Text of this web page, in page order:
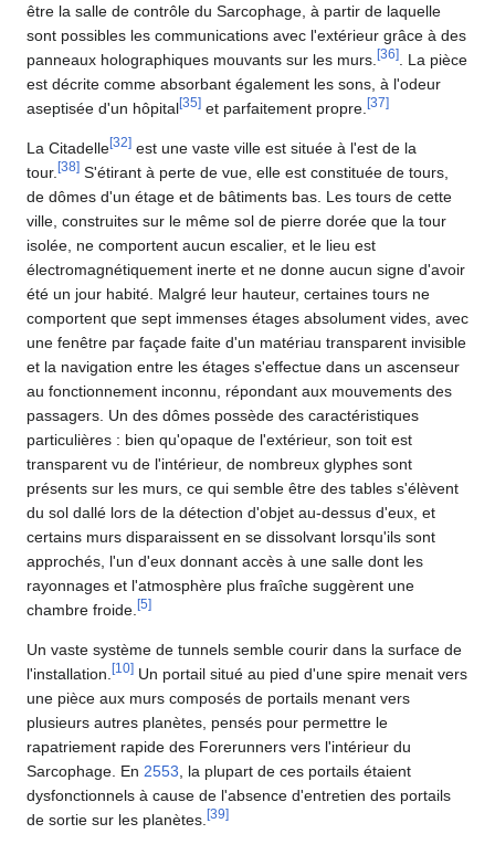
être la salle de contrôle du Sarcophage, à partir de laquelle
sont possibles les communications avec l'extérieur grâce à des
panneaux holographiques mouvants sur les murs. [36]
. La pièce
est décrite comme absorbant également les sons, à l'odeur
aseptisée d'un hôpital[35] et parfaitement propre. [37]
La Citadelle[32] est une vaste ville est située à l'est de la
tour. [38] S'étirant à perte de vue, elle est constituée de tours,
de dômes d'un étage et de bâtiments bas. Les tours de cette
ville, construites sur le même sol de pierre dorée que la tour
isolée, ne comportent aucun escalier, et le lieu est
électromagnétiquement inerte et ne donne aucun signe d'avoir
été un jour habité. Malgré leur hauteur, certaines tours ne
comportent que sept immenses étages absolument vides, avec
une fenêtre par façade faite d'un matériau transparent invisible
et la navigation entre les étages s'effectue dans un ascenseur
au fonctionnement inconnu, répondant aux mouvements des
passagers. Un des dômes possède des caractéristiques
particulières : bien qu'opaque de l'extérieur, son toit est
transparent vu de l'intérieur, de nombreux glyphes sont
présents sur les murs, ce qui semble être des tables s'élèvent
du sol dallé lors de la détection d'objet au-dessus d'eux, et
certains murs disparaissent en se dissolvant lorsqu'ils sont
approchés, l'un d'eux donnant accès à une salle dont les
rayonnages et l'atmosphère plus fraîche suggèrent une
chambre froide. [5]
Un vaste système de tunnels semble courir dans la surface de
l'installation. [10] Un portail situé au pied d'une spire menait vers
une pièce aux murs composés de portails menant vers
plusieurs autres planètes, pensés pour permettre le
rapatriement rapide des Forerunners vers l'intérieur du
Sarcophage. En 2553 , la plupart de ces portails étaient
dysfonctionnels à cause de l'absence d'entretien des portails
de sortie sur les planètes. [39]